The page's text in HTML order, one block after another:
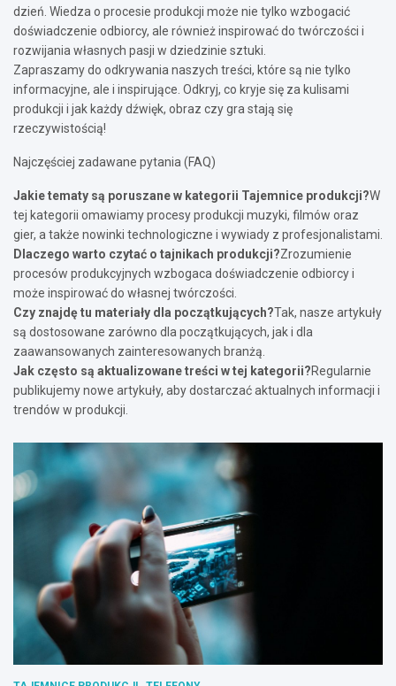
dzień. Wiedza o procesie produkcji może nie tylko wzbogacić
doświadczenie odbiorcy, ale również inspirować do twórczości i
rozwijania własnych pasji w dziedzinie sztuki.
Zapraszamy do odkrywania naszych treści, które są nie tylko
informacyjne, ale i inspirujące. Odkryj, co kryje się za kulisami
produkcji i jak każdy dźwięk, obraz czy gra stają się
rzeczywistością!
Najczęściej zadawane pytania (FAQ)
Jakie tematy są poruszane w kategorii Tajemnice produkcji?W
tej kategorii omawiamy procesy produkcji muzyki, filmów oraz
gier, a także nowinki technologiczne i wywiady z profesjonalistami.
Dlaczego warto czytać o tajnikach produkcji?Zrozumienie
procesów produkcyjnych wzbogaca doświadczenie odbiorcy i
może inspirować do własnej twórczości.
Czy znajdę tu materiały dla początkujących?Tak, nasze artykuły
są dostosowane zarówno dla początkujących, jak i dla
zaawansowanych zainteresowanych branżą.
Jak często są aktualizowane treści w tej kategorii?Regularnie
publikujemy nowe artykuły, aby dostarczać aktualnych informacji i
trendów w produkcji.